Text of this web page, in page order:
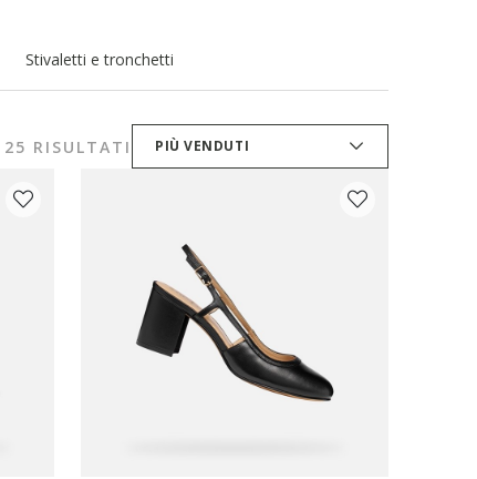
Stivaletti e tronchetti
25 RISULTATI PIÙ VENDUTI